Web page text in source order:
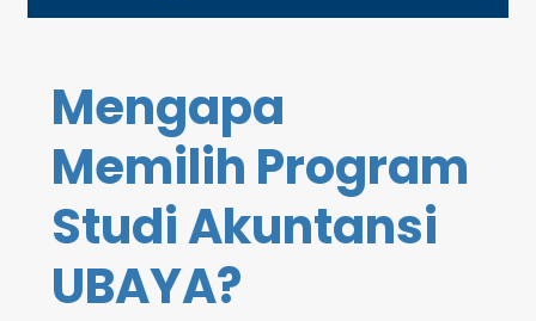
Mengapa
Memilih Program
Studi Akuntansi
UBAYA?